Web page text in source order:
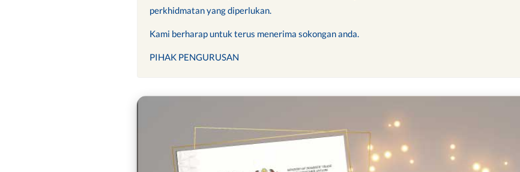
perkhidmatan yang diperlukan.
Kami berharap untuk terus menerima sokongan anda.
PIHAK PENGURUSAN